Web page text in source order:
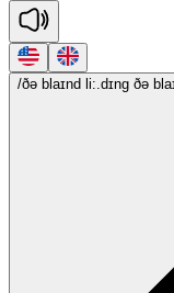
/ðə blaɪnd li:.dɪng ðə